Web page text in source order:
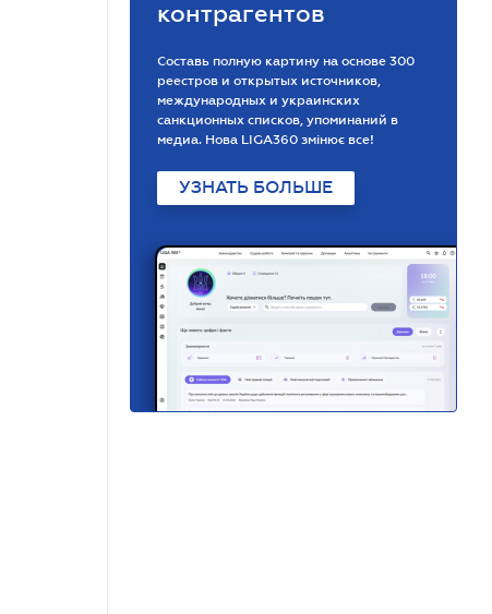
контрагентов
Составь полную картину на основе 300
реестров и открытых источников,
международных и украинских
санкционных списков, упоминаний в
медиа. Нова LIGA360 змінює все!
УЗНАТЬ БОЛЬШЕ